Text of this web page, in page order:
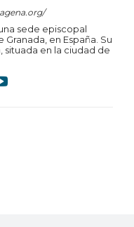
sede episcopal
en España. Su
situada en la ciudad de